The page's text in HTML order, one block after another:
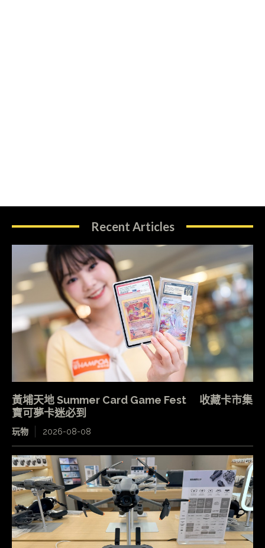
Recent Articles
黃埔天地 Summer Card Game Fest 收藏卡市集
寶可夢卡迷必到
玩物 2026-08-08